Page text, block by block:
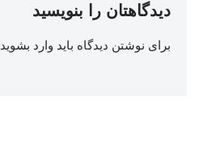
دیدگاهتان را بنویسید
برای نوشتن دیدگاه باید وارد بشوید